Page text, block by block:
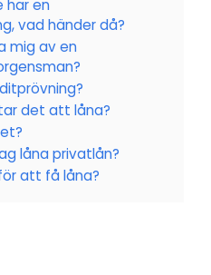
har en
vad händer då?
mig av en
det att låna?
låna privatlån?
att få låna?